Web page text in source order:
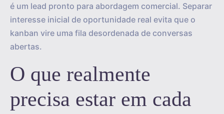
é um lead pronto para abordagem comercial. Separar
interesse inicial de oportunidade real evita que o
kanban vire uma fila desordenada de conversas
abertas.
O que realmente
precisa estar em cada